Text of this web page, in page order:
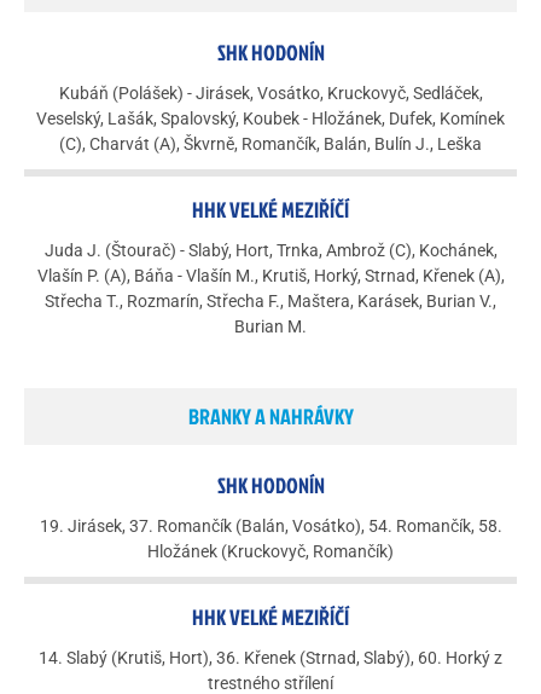
SHK HODONÍN
Kubáň (Polášek) - Jirásek, Vosátko, Kruckovyč, Sedláček,
Veselský, Lašák, Spalovský, Koubek - Hložánek, Dufek, Komínek
(C), Charvát (A), Škvrně, Romančík, Balán, Bulín J., Leška
HHK VELKÉ MEZIŘÍČÍ
Juda J. (Štourač) - Slabý, Hort, Trnka, Ambrož (C), Kochánek,
Vlašín P. (A), Báňa - Vlašín M., Krutiš, Horký, Strnad, Křenek (A),
Střecha T., Rozmarín, Střecha F., Maštera, Karásek, Burian V.,
Burian M.
BRANKY A NAHRÁVKY
SHK HODONÍN
19. Jirásek, 37. Romančík (Balán, Vosátko), 54. Romančík, 58.
Hložánek (Kruckovyč, Romančík)
HHK VELKÉ MEZIŘÍČÍ
14. Slabý (Krutiš, Hort), 36. Křenek (Strnad, Slabý), 60. Horký z
trestného střílení